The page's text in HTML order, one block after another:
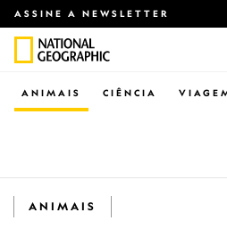
ASSINE A NEWSLETTER
CIÊNCIA
ANIMAIS
ANIMAIS